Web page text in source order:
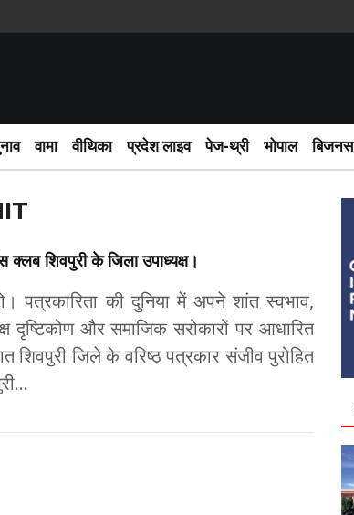
वामा वीथिका प्रदेश लाइव पेज-थ्री भोपाल बिजनस
क्लब शिवपुरी के जिला उपाध्यक्ष।
पत्रकारिता की दुनिया में अपने शांत स्वभाव,
दृष्टिकोण और समाजिक सरोकारों पर आधारित
शिवपुरी जिले के वरिष्ठ पत्रकार संजीव पुरोहित